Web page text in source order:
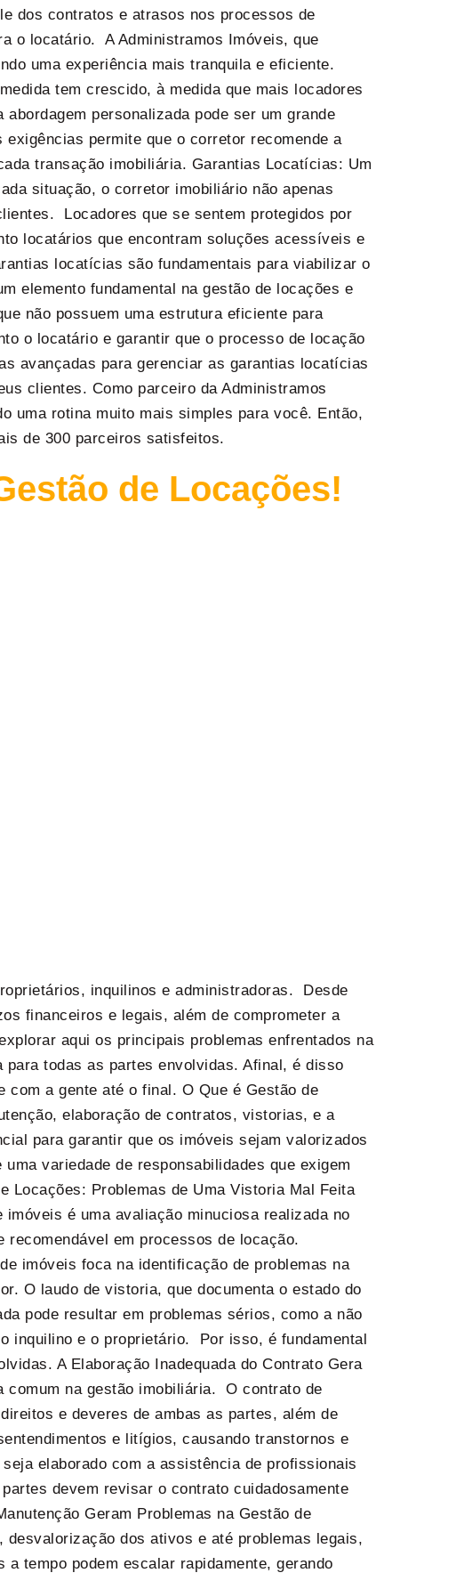
dos contratos e atrasos nos processos de
o locatário. A Administramos Imóveis, que
uma experiência mais tranquila e eficiente.
tem crescido, à medida que mais locadores
personalizada pode ser um grande
permite que o corretor recomende a
transação imobiliária. Garantias Locatícias: Um
situação, o corretor imobiliário não apenas
Locadores que se sentem protegidos por
locatários que encontram soluções acessíveis e
locatícias são fundamentais para viabilizar o
elemento fundamental na gestão de locações e
não possuem uma estrutura eficiente para
o locatário e garantir que o processo de locação
avançadas para gerenciar as garantias locatícias
clientes. Como parceiro da Administramos
uma rotina muito mais simples para você. Então,
de 300 parceiros satisfeitos.
de Locações!
inquilinos e administradoras. Desde
financeiros e legais, além de comprometer a
aqui os principais problemas enfrentados na
todas as partes envolvidas. Afinal, é disso
com a gente até o final. O Que é Gestão de
elaboração de contratos, vistorias, e a
para garantir que os imóveis sejam valorizados
variedade de responsabilidades que exigem
Locações: Problemas de Uma Vistoria Mal Feita
é uma avaliação minuciosa realizada no
recomendável em processos de locação.
imóveis foca na identificação de problemas na
O laudo de vistoria, que documenta o estado do
pode resultar em problemas sérios, como a não
inquilino e o proprietário. Por isso, é fundamental
A Elaboração Inadequada do Contrato Gera
comum na gestão imobiliária. O contrato de
e deveres de ambas as partes, além de
e litígios, causando transtornos e
elaborado com a assistência de profissionais
devem revisar o contrato cuidadosamente
Geram Problemas na Gestão de
dos ativos e até problemas legais,
tempo podem escalar rapidamente, gerando